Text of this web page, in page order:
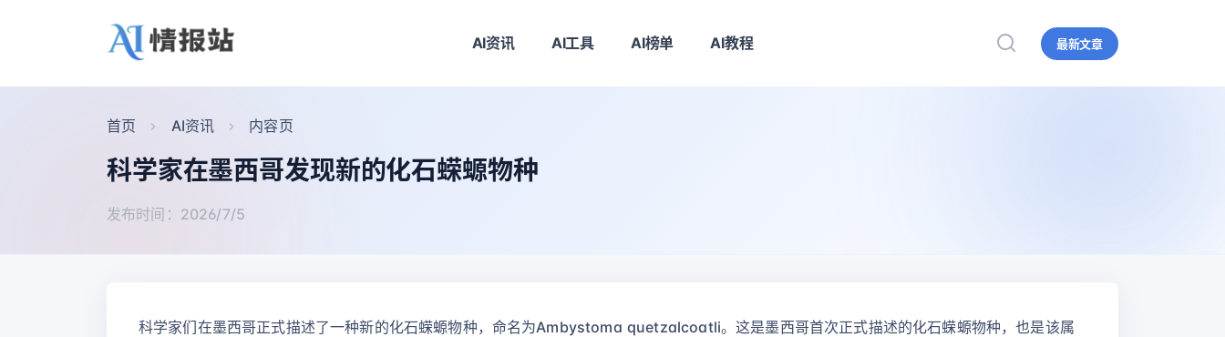
AI资讯 AI工具 AI榜单 AI教程 最新文章
首页 AI资讯 内容页
科学家在墨西哥发现新的化石蝾螈物种
发布时间：2026/7/5
科学家们在墨西哥正式描述了一种新的化石蝾螈物种，命名为Ambystoma quetzalcoatli。这是墨西哥首次正式描述的化石蝾螈物种，也是该属